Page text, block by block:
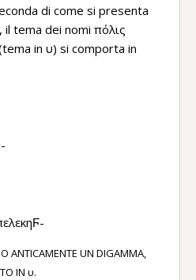
di come si presenta
tema dei nomi πόλις
in υ) si comporta in
ANTICAMENTE UN DIGAMMA,
IN υ.